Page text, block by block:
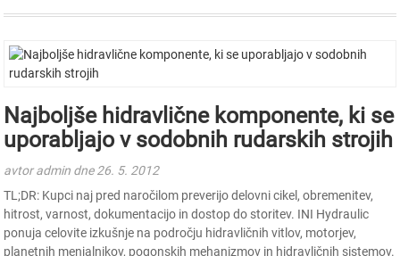
Najboljše hidravlične komponente, ki se
uporabljajo v sodobnih rudarskih strojih
avtor admin dne 26. 5. 2012
TL;DR: Kupci naj pred naročilom preverijo delovni cikel, obremenitev,
hitrost, varnost, dokumentacijo in dostop do storitev. INI Hydraulic
ponuja celovite izkušnje na področju hidravličnih vitlov, motorjev,
planetnih menjalnikov, pogonskih mehanizmov in hidravličnih sistemov.